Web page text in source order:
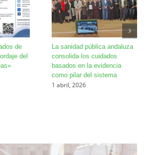
de
del
La sanidad pública andaluza
consolida los cuidados
basados en la evidencia
como pilar del sistema
1 abril, 2026